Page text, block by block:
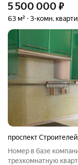
5 500 000 ₽
63 м² 3-комн.
проспект Строителей
Номер в базе
трехкомнатную